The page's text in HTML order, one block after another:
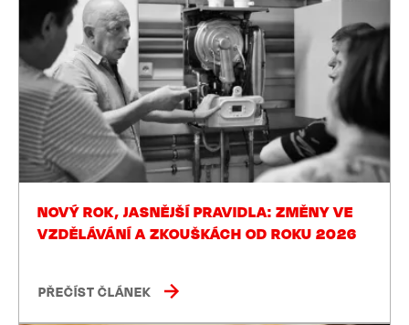
NOVÝ ROK, JASNĚJŠÍ PRAVIDLA: ZMĚNY VE
VZDĚLÁVÁNÍ A ZKOUŠKÁCH OD ROKU 2026
PŘEČÍST ČLÁNEK